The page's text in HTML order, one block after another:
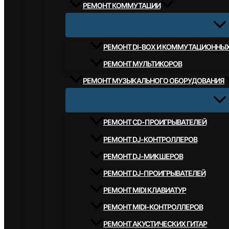
РЕМОНТ КОММУТАЦИИ
РЕМОНТ DI-BOX И
РЕМОНТ МУЛЬТИКОРОВ
РЕМОНТ МУЗЫКАЛЬНОГО ОБОРУДОВАНИЯ
РЕМОНТ CD-ПРОИГРЫВАТЕЛЕЙ
РЕМОНТ DJ-КОНТРОЛЛЕРОВ
РЕМОНТ DJ-МИКШЕРОВ
РЕМОНТ DJ-ПРОИГРЫВАТЕЛЕЙ
РЕМОНТ MIDI КЛАВИАТУР
РЕМОНТ MIDI-КОНТРОЛЛЕРОВ
РЕМОНТ АКУСТИЧЕСКИХ ГИТАР